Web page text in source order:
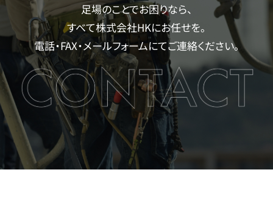
足場のことでお困りなら、
すべて株式会社HKにお任せを。
電話・FAX・メールフォームにてご連絡ください。